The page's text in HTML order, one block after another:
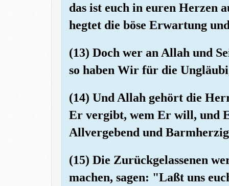
das ist euch in euren Herzen
hegtet die böse Erwartung
(13) Doch wer an Allah und
so haben Wir für die
(14) Und Allah gehört die
Er vergibt, wem Er will, und
Allvergebend und
(15) Die Zurückgelassenen
machen, sagen: "Laßt uns